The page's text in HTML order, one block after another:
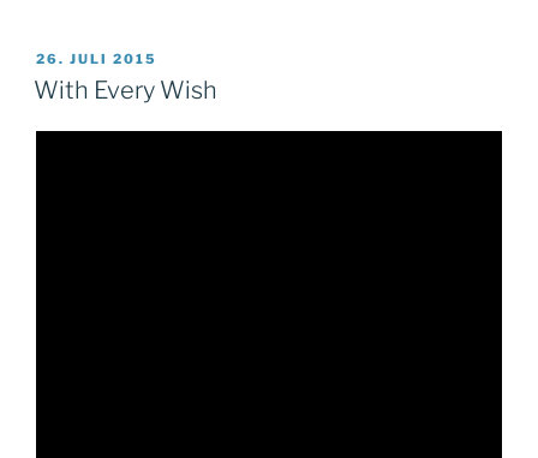
VERÖFFENTLICHT
AM
26. JULI 2015
With Every Wish